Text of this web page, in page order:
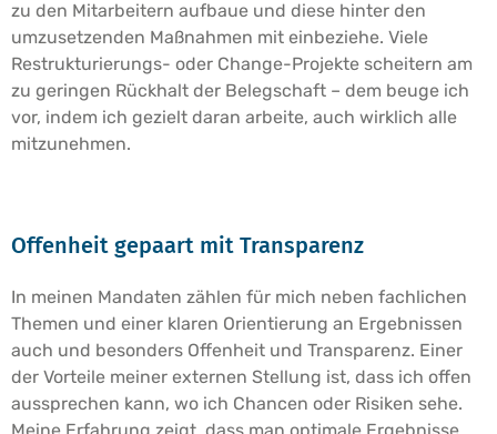
zu den Mitarbeitern aufbaue und diese hinter den
umzusetzenden Maßnahmen mit einbeziehe. Viele
Restrukturierungs- oder Change-Projekte scheitern am
zu geringen Rückhalt der Belegschaft – dem beuge ich
vor, indem ich gezielt daran arbeite, auch wirklich alle
mitzunehmen.
Offenheit gepaart mit Transparenz
In meinen Mandaten zählen für mich neben fachlichen
Themen und einer klaren Orientierung an Ergebnissen
auch und besonders Offenheit und Transparenz. Einer
der Vorteile meiner externen Stellung ist, dass ich offen
aussprechen kann, wo ich Chancen oder Risiken sehe.